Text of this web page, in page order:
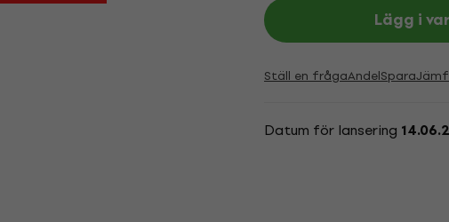
Lägg i
Ställ en frågaAndelSpara
Datum för lansering